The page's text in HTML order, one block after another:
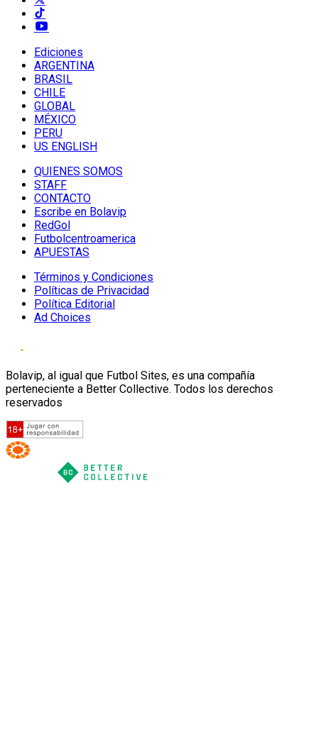
Ediciones
ARGENTINA
BRASIL
CHILE
GLOBAL
MÉXICO
PERU
US ENGLISH
QUIENES SOMOS
STAFF
CONTACTO
Escribe en Bolavip
RedGol
Futbolcentroamerica
APUESTAS
Términos y Condiciones
Políticas de Privacidad
Política Editorial
Ad Choices
Bolavip, al igual que Futbol Sites, es una compañía
perteneciente a Better Collective. Todos los derechos
reservados